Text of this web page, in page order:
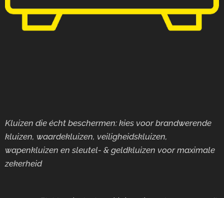
Kluizen die écht beschermen: kies voor brandwerende
kluizen, waardekluizen, veiligheidskluizen,
wapenkluizen en sleutel- & geldkluizen voor maximale
zekerheid